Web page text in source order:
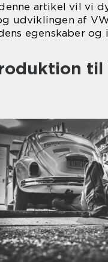
artikel vil vi
udviklingen af
egenskaber og
til